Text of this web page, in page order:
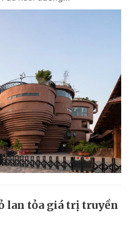
lan tỏa giá trị truyền